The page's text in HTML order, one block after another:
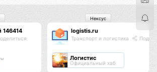
146414 logistis.ru
Транспорт и логистика
Логистис
Официальный хаб
Нексус